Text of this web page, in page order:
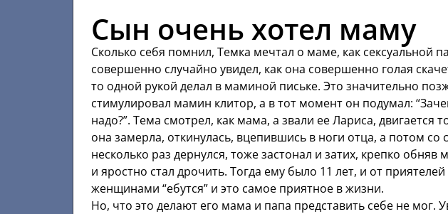
Сын очень хотел маму
Сколько себя помнил, Темка мечтал о маме, как сексуальной
совершенно случайно увидел, как она совершенно голая
то одной рукой делал в маминой письке. Это значительно
стимулировал мамин клитор, а в тот момент он подумал:
надо?”. Тема смотрел, как мама, а звали ее Лариса, двигается
она замерла, откинулась, вцепившись в ноги отца, а потом
несколько раз дернулся, тоже застонал и затих, крепко
и яростно стал дрочить. Тогда ему было 11 лет, и от
женщинами “ебутся” и это самое приятное в жизни.
Но, что это делают его мама и папа представить себе не мог.